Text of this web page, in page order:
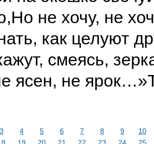
Но не хочу, не
как целуют
смеясь,
ясен, не ярок…»
3 4 5 6 7 8 9
10